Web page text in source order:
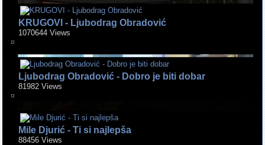
KRUGOVI - Ljubodrag Obradović
1070644 Views
Ljubodrag Obradović - Dobro je biti dobar
81982 Views
Mile Djurić - Ti si najlepša
88456 Views